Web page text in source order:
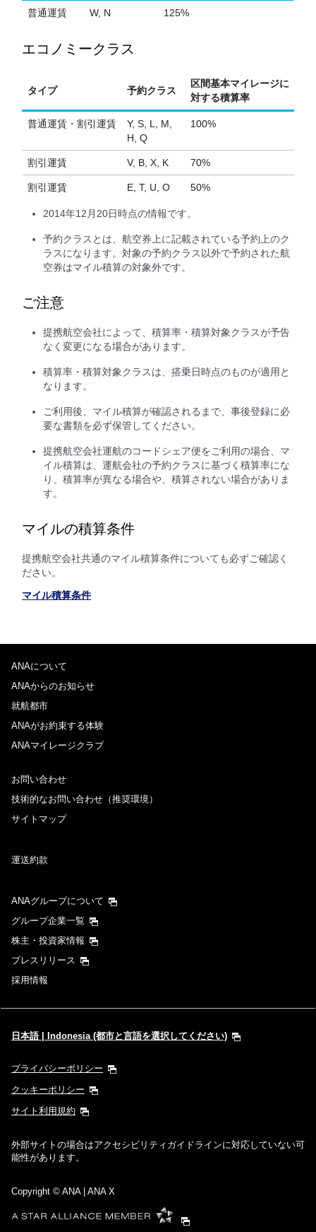
普通運賃 W, N 125%
エコノミークラス
タイプ 予約クラス
区間基本マイレージに
対する積算率
普通運賃・割引運賃
Y, S, L, M,
H, Q
100%
割引運賃 V, B, X, K 70%
割引運賃 E, T, U, O 50%
2014年12月20日時点の情報です。
予約クラスとは、航空券上に記載されている予約上のク
ラスになります。対象の予約クラス以外で予約された航
空券はマイル積算の対象外です。
ご注意
提携航空会社によって、積算率・積算対象クラスが予告
なく変更になる場合があります。
積算率・積算対象クラスは、搭乗日時点のものが適用と
なります。
ご利用後、マイル積算が確認されるまで、事後登録に必
要な書類を必ず保管してください。
提携航空会社運航のコードシェア便をご利用の場合、マ
イル積算は、運航会社の予約クラスに基づく積算率にな
り、積算率が異なる場合や、積算されない場合がありま
す。
マイルの積算条件
提携航空会社共通のマイル積算条件についても必ずご確認く
ださい。
マイル積算条件
ANAについて
ANAからのお知らせ
就航都市
ANAがお約束する体験
ANAマイレージクラブ
お問い合わせ
技術的なお問い合わせ（推奨環境）
サイトマップ
運送約款
ANAグループについて
グループ企業一覧
株主・投資家情報
プレスリリース
採用情報
日本語 | Indonesia (都市と言語を選択してください)
プライバシーポリシー
クッキーポリシー
サイト利用規約
外部サイトの場合はアクセシビリティガイドラインに対応していない可
能性があります。
Copyright © ANA | ANA X